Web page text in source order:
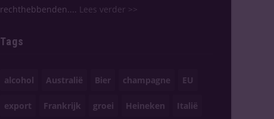
rechthebbenden.... Lees verder >>
Tags
alcohol Australië Bier champagne EU
export Frankrijk groei Heineken Italië